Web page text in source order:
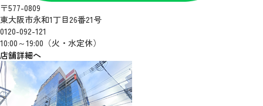
〒577-0809
東大阪市永和1丁目26番21号
0120-092-121
10:00～19:00（火・水定休）
店舗詳細へ